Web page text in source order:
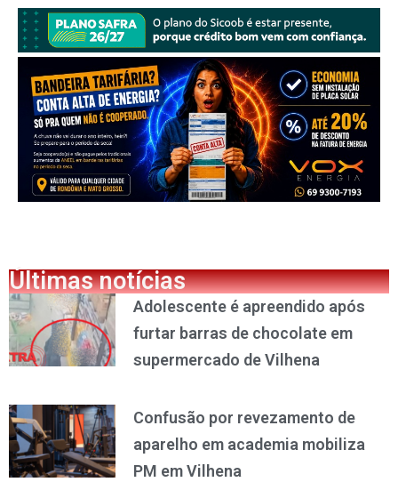
Últimas notícias
Adolescente é apreendido após
furtar barras de chocolate em
supermercado de Vilhena
Confusão por revezamento de
aparelho em academia mobiliza
PM em Vilhena